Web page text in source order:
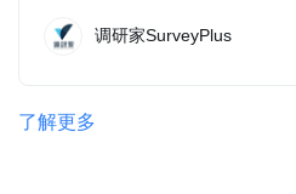
调研家SurveyPlus
了解更多